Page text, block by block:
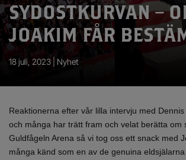
SYDOSTKURVAN –
JOAKIM FÅR
18 juli, 2023 | Nyhet
Reaktionerna efter vår lilla intervju med
och många har trätt fram och velat berätta om
Guldfågeln Arena så vi tog oss ett snack med
många känd som en av de genuina